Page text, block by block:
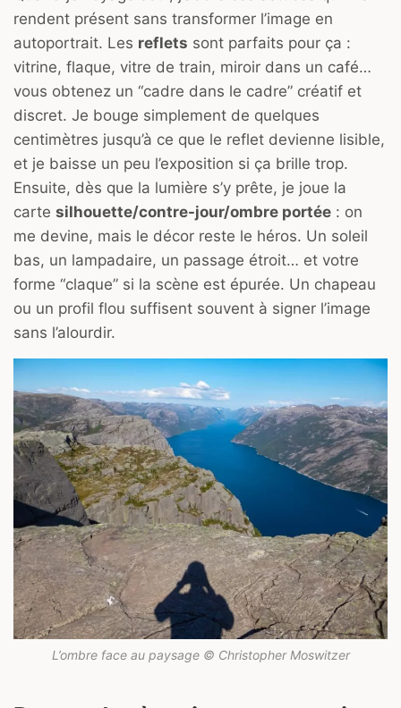
rendent présent sans transformer l’image en
autoportrait. Les reflets sont parfaits pour ça :
vitrine, flaque, vitre de train, miroir dans un café…
vous obtenez un “cadre dans le cadre” créatif et
discret. Je bouge simplement de quelques
centimètres jusqu’à ce que le reflet devienne lisible,
et je baisse un peu l’exposition si ça brille trop.
Ensuite, dès que la lumière s’y prête, je joue la
carte silhouette/contre-jour/ombre portée : on
me devine, mais le décor reste le héros. Un soleil
bas, un lampadaire, un passage étroit… et votre
forme “claque” si la scène est épurée. Un chapeau
ou un profil flou suffisent souvent à signer l’image
sans l’alourdir.
L’ombre face au paysage © Christopher Moswitzer